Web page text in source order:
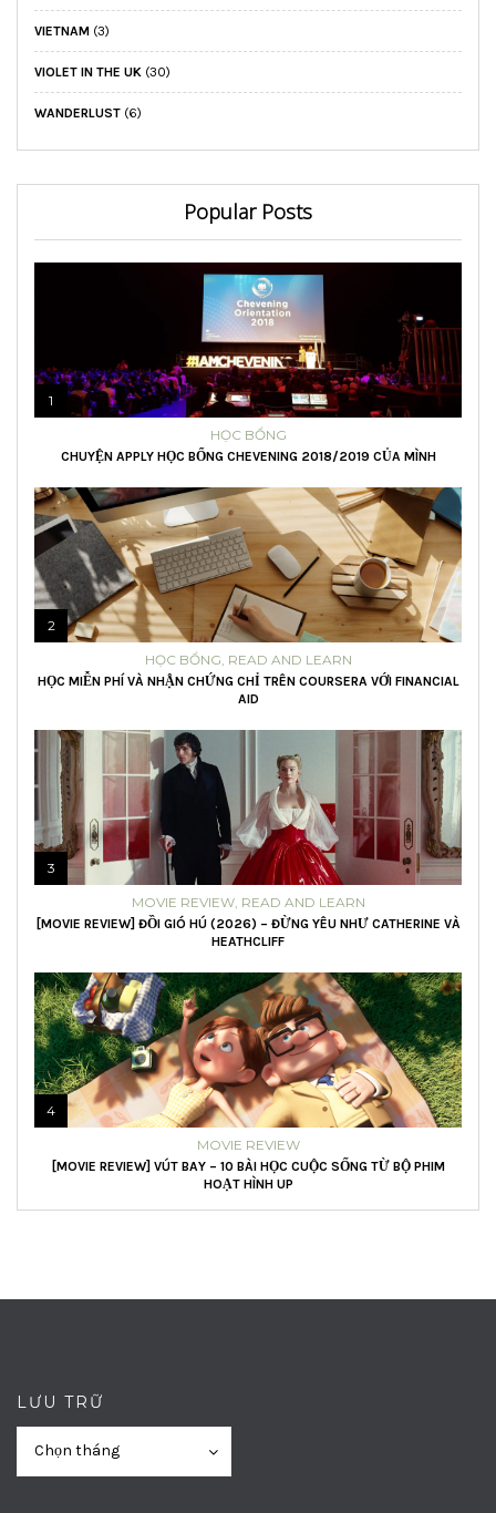
VIETNAM (3)
VIOLET IN THE UK (30)
WANDERLUST (6)
Popular Posts
1
HỌC BỔNG
CHUYỆN APPLY HỌC BỔNG CHEVENING 2018/2019 CỦA MÌNH
2
HỌC BỔNG, READ AND LEARN
HỌC MIỄN PHÍ VÀ NHẬN CHỨNG CHỈ TRÊN COURSERA VỚI FINANCIAL
AID
3
MOVIE REVIEW, READ AND LEARN
[MOVIE REVIEW] ĐỒI GIÓ HÚ (2026) – ĐỪNG YÊU NHƯ CATHERINE VÀ
HEATHCLIFF
4
MOVIE REVIEW
[MOVIE REVIEW] VÚT BAY – 10 BÀI HỌC CUỘC SỐNG TỪ BỘ PHIM
HOẠT HÌNH UP
LƯU TRỮ
Chọn tháng
Lưu